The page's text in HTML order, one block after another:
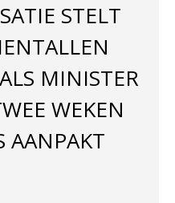
STELT
MINISTER
WEKEN
AANPAKT